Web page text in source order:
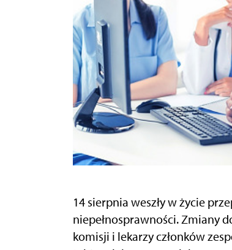
14 sierpnia weszły w życie
niepełnosprawności. Zmiany
komisji i lekarzy członków